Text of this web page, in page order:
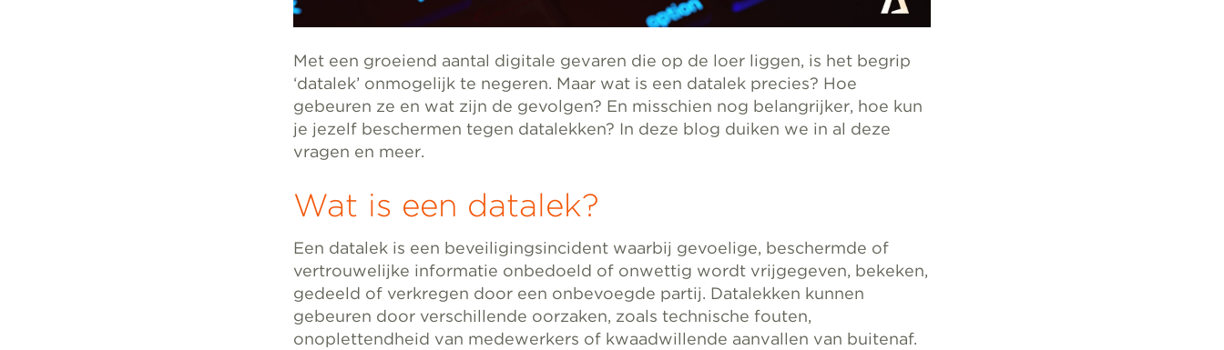
Met een groeiend aantal digitale gevaren die op de loer liggen, is het begrip
‘datalek’ onmogelijk te negeren. Maar wat is een datalek precies? Hoe
gebeuren ze en wat zijn de gevolgen? En misschien nog belangrijker, hoe kun
je jezelf beschermen tegen datalekken? In deze blog duiken we in al deze
vragen en meer.
Wat is een datalek?
Een datalek is een beveiligingsincident waarbij gevoelige, beschermde of
vertrouwelijke informatie onbedoeld of onwettig wordt vrijgegeven, bekeken,
gedeeld of verkregen door een onbevoegde partij. Datalekken kunnen
gebeuren door verschillende oorzaken, zoals technische fouten,
onoplettendheid van medewerkers of kwaadwillende aanvallen van buitenaf.